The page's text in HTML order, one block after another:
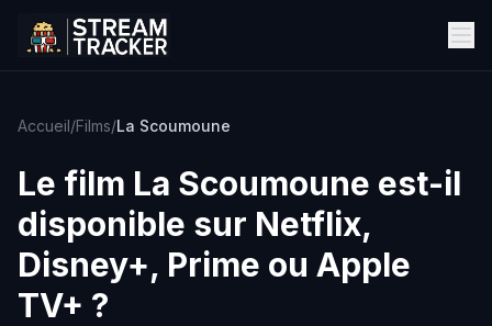
Accueil/Films/La Scoumoune
Le film La Scoumoune est-il
disponible sur Netflix,
Disney+, Prime ou Apple
TV+ ?